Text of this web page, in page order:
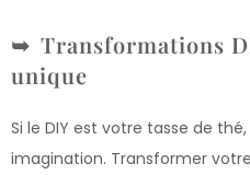
Transformations
unique
Si le DIY est votre tasse de
imagination. Transformer